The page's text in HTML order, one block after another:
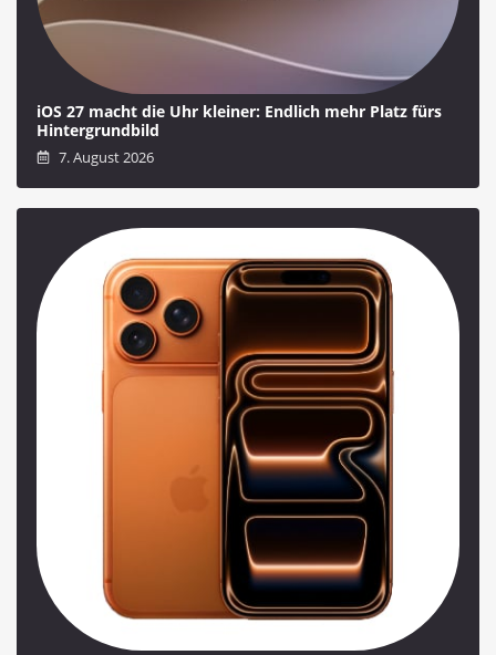
iOS 27 macht die Uhr kleiner: Endlich mehr Platz fürs
Hintergrundbild
7. August 2026